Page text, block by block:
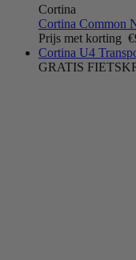
Cortina
Cortina Common
Prijs met korting
Cortina U4
GRATIS